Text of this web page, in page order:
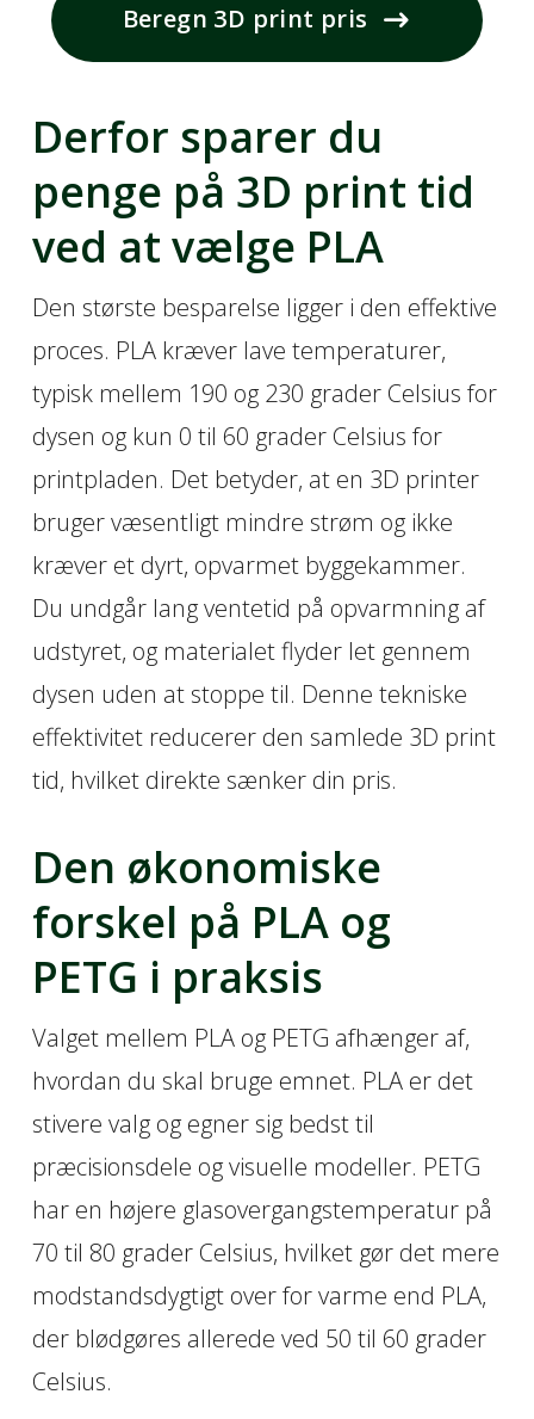
Beregn 3D print pris
Derfor sparer du
penge på 3D print tid
ved at vælge PLA
Den største besparelse ligger i den effektive
proces. PLA kræver lave temperaturer,
typisk mellem 190 og 230 grader Celsius for
dysen og kun 0 til 60 grader Celsius for
printpladen. Det betyder, at en 3D printer
bruger væsentligt mindre strøm og ikke
kræver et dyrt, opvarmet byggekammer.
Du undgår lang ventetid på opvarmning af
udstyret, og materialet flyder let gennem
dysen uden at stoppe til. Denne tekniske
effektivitet reducerer den samlede 3D print
tid, hvilket direkte sænker din pris.
Den økonomiske
forskel på PLA og
PETG i praksis
Valget mellem PLA og PETG afhænger af,
hvordan du skal bruge emnet. PLA er det
stivere valg og egner sig bedst til
præcisionsdele og visuelle modeller. PETG
har en højere glasovergangstemperatur på
70 til 80 grader Celsius, hvilket gør det mere
modstandsdygtigt over for varme end PLA,
der blødgøres allerede ved 50 til 60 grader
Celsius.